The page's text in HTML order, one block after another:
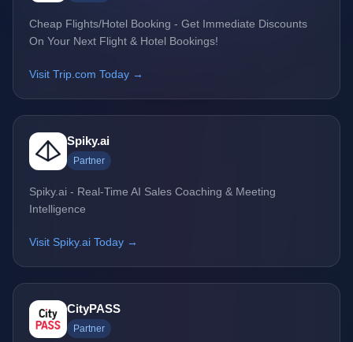
Cheap Flights/Hotel Booking - Get Immediate Discounts
On Your Next Flight & Hotel Bookings!
Visit Trip.com Today →
Spiky.ai
Partner
Spiky.ai - Real-Time AI Sales Coaching & Meeting
Intelligence
Visit Spiky.ai Today →
CityPASS
Partner